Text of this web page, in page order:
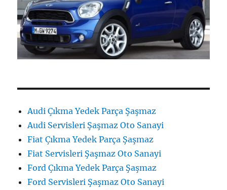
Audi Çıkma Yedek Parça Şaşmaz
Audi Servisleri Şaşmaz Oto Sanayi
Fiat Çıkma Yedek Parça Şaşmaz
Fiat Servisleri Şaşmaz Oto Sanayi
Ford Çıkma Yedek Parça Şaşmaz
Ford Servisleri Şaşmaz Oto Sanayi